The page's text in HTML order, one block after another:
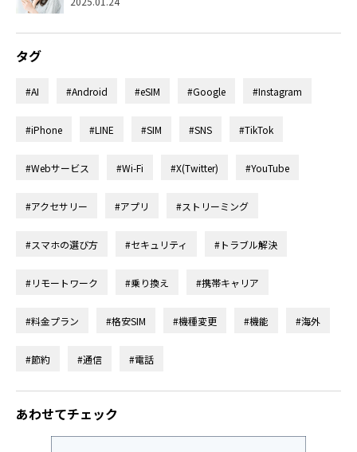
タグ
#AI #Android #eSIM #Google #Instagram
#iPhone #LINE #SIM #SNS #TikTok
#Webサービス #Wi-Fi #X(Twitter) #YouTube
#アクセサリー #アプリ #ストリーミング
#スマホの選び方 #セキュリティ #トラブル解決
#リモートワーク #乗り換え #携帯キャリア
#料金プラン #格安SIM #機種変更 #機能 #海外
#節約 #通信 #電話
あわせてチェック